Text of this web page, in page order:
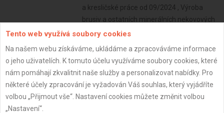
a kresličské práce od 09/2024 , Výroba
brusiv a ostatních minerálních nekovových
výrobků od 09/2024 , Služby v oblasti
organizačně hospodářské povahy od
09/2024 , Broušení technického a
šperkového kamene od 09/2024 ,
Poskytování technických služeb od
Tento web využívá soubory cookies
Na našem webu získáváme, ukládáme a zpracováváme informace
o jeho uživatelích. K tomuto účelu využíváme soubory cookies, které
nám pomáhají zkvalitnit naše služby a personalizovat nabídky. Pro
některé účely zpracování je vyžadován Váš souhlas, který vyjádříte
volbou „Přijmout vše“. Nastavení cookies můžete změnit volbou
„Nastavení“.